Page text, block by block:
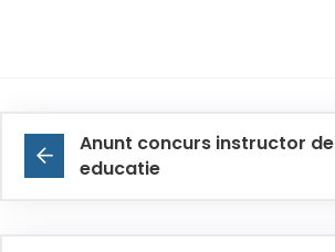
Anunt concurs instructor de
educatie